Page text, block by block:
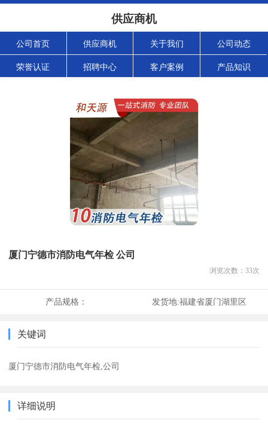
供应商机
公司首页 供应商机 关于我们 公司动态
荣誉认证 招聘中心 客户案例 产品知识
厦门宁德市消防电气年检 公司
浏览次数： 33次
产品规格： 发货地:福建省厦门湖里区
关键词
厦门宁德市消防电气年检,公司
详细说明